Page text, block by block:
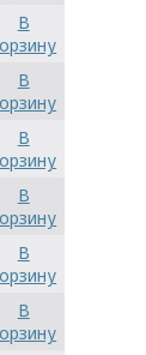
В
В
В
В
В
В